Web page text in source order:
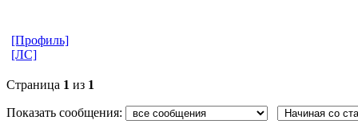
[Профиль]
[ЛС]
Страница 1 из 1
Показать сообщения: